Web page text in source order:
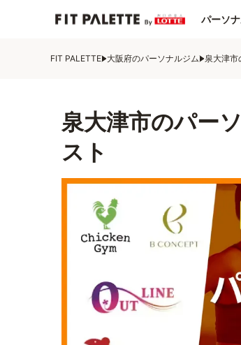
パーソ
FIT PALETTE 大阪府のパーソナルジム 泉大津市
泉大津市のパー
スト